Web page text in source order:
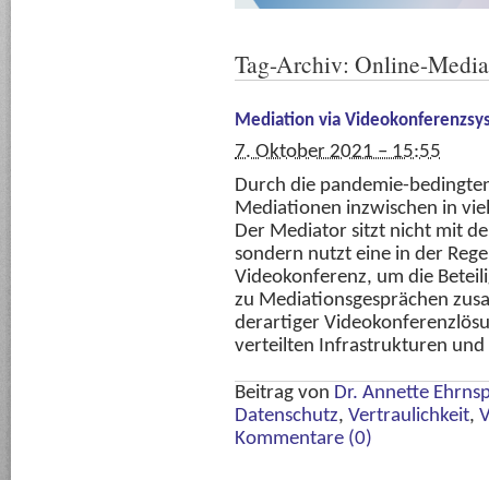
Tag-Archiv: Online-
Mediation via
7. Oktober 2021 – 15:55
Durch die pandemie-
Mediationen inzwischen in
Der Mediator sitzt nicht mit
sondern nutzt eine in der
Videokonferenz, um die
zu Mediationsgesprächen
derartiger
verteilten Infrastrukturen
Beitrag von Dr. Annette
Datenschutz, Vertraulichkeit,
Kommentare (0)